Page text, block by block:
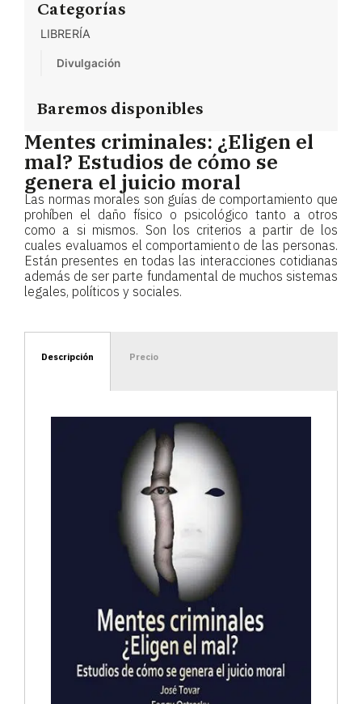
Categorías
LIBRERÍA
Divulgación
Baremos disponibles
Mentes criminales: ¿Eligen el
mal? Estudios de cómo se
genera el juicio moral
Las normas morales son guías de comportamiento que
prohíben el daño físico o psicológico tanto a otros
como a si mismos. Son los criterios a partir de los
cuales evaluamos el comportamiento de las personas.
Están presentes en todas las interacciones cotidianas
además de ser parte fundamental de muchos sistemas
legales, políticos y sociales.
Descripción Precio